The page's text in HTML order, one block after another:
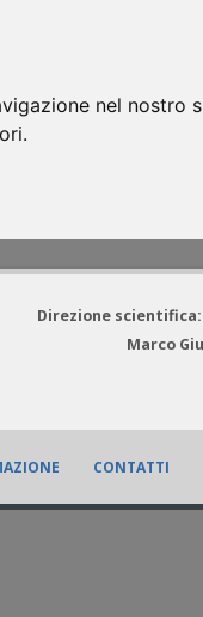
nel
Direzione scientifica:
Marco
CONTATTI